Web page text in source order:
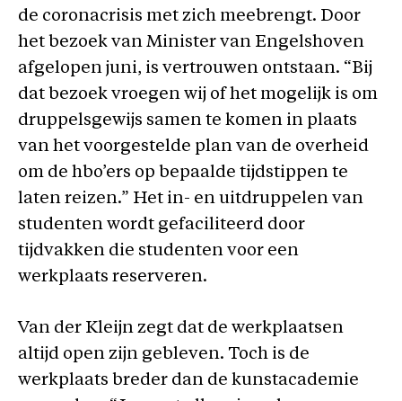
de coronacrisis met zich meebrengt. Door
het bezoek van Minister van Engelshoven
afgelopen juni, is vertrouwen ontstaan. “Bij
dat bezoek vroegen wij of het mogelijk is om
druppelsgewijs samen te komen in plaats
van het voorgestelde plan van de overheid
om de hbo’ers op bepaalde tijdstippen te
laten reizen.” Het in- en uitdruppelen van
studenten wordt gefaciliteerd door
tijdvakken die studenten voor een
werkplaats reserveren.
Van der Kleijn zegt dat de werkplaatsen
altijd open zijn gebleven. Toch is de
werkplaats breder dan de kunstacademie